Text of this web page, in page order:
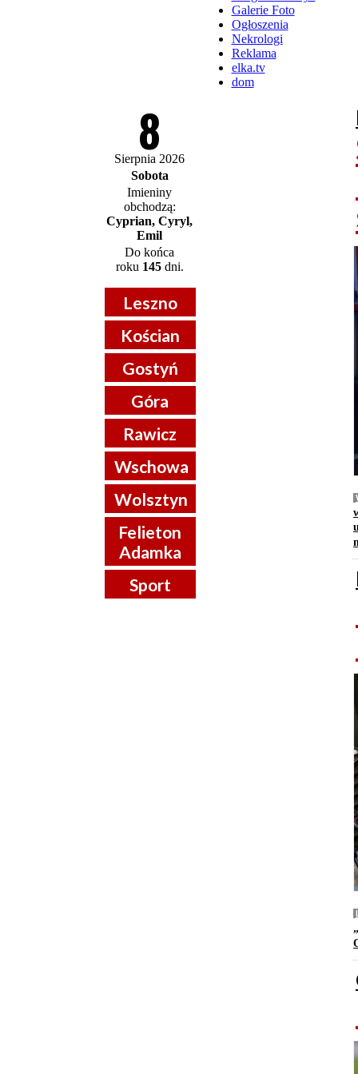
Galerie Foto
Ogłoszenia
Nekrologi
Reklama
elka.tv
dom
8
Sierpnia 2026
Sobota
Imieniny
obchodzą:
Cyprian, Cyryl,
Emil
Do końca
roku 145dni.
Leszno
Kościan
Gostyń
Góra
Rawicz
Wschowa
Wolsztyn
Felieton
Adamka
Sport